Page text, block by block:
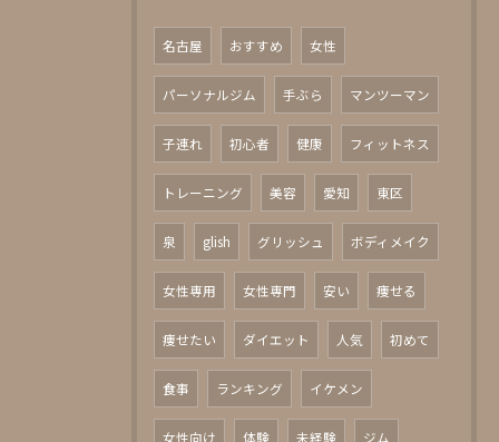
名古屋 おすすめ 女性
パーソナルジム 手ぶら マンツーマン
子連れ 初心者 健康 フィットネス
トレーニング 美容 愛知 東区
泉 glish グリッシュ ボディメイク
女性専用 女性専門 安い 痩せる
痩せたい ダイエット 人気 初めて
食事 ランキング イケメン
女性向け 体験 未経験 ジム